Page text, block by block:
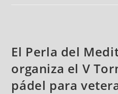
El Perla del
organiza el V
pádel para